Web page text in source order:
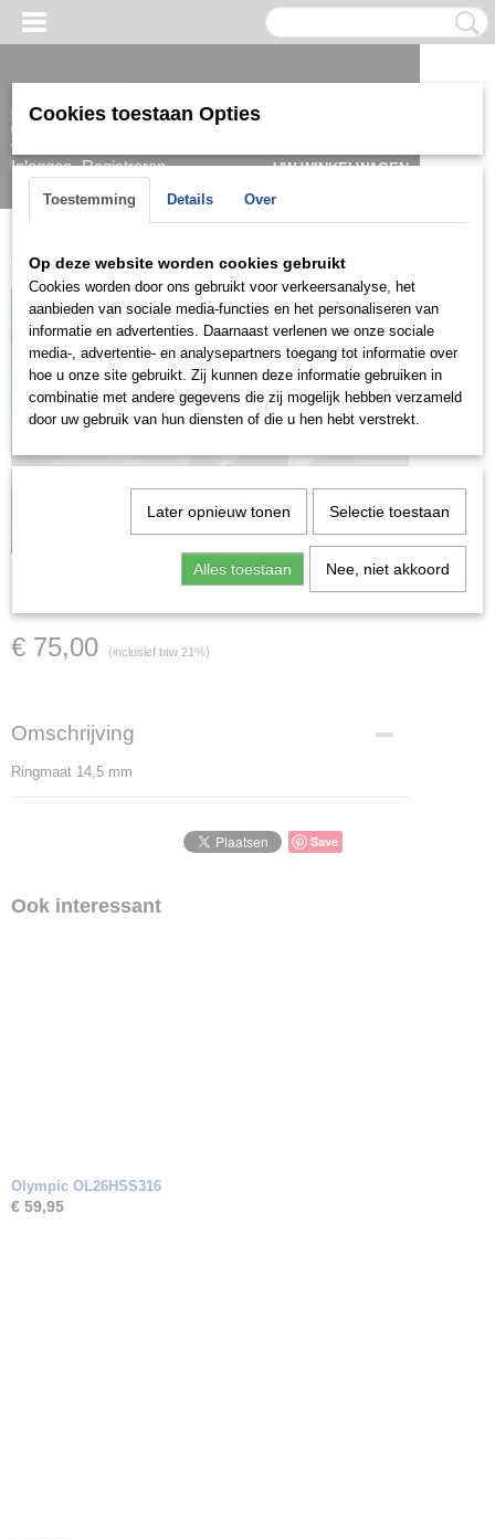
Inloggen Registreren
UW WINKELWAGEN
Home > >Ringen KRG0301
Let op: het kan voorkomen dat het product onlangs in de
zaak is verkocht; in dat geval nemen wij contact met u op.
€ 75,00 (inclusief btw 21%)
Omschrijving
Ringmaat 14,5 mm
Save
Ook interessant
Olympic OL26HSS316
€ 59,95
Cookies toestaan Opties
Toestemming Details Over
Op deze website worden cookies gebruikt
Cookies worden door ons gebruikt voor verkeersanalyse, het
aanbieden van sociale media-functies en het personaliseren van
informatie en advertenties. Daarnaast verlenen we onze sociale
media-, advertentie- en analysepartners toegang tot informatie over
hoe u onze site gebruikt. Zij kunnen deze informatie gebruiken in
combinatie met andere gegevens die zij mogelijk hebben verzameld
door uw gebruik van hun diensten of die u hen hebt verstrekt.
Later opnieuw tonen Selectie toestaan
Alles toestaan Nee, niet akkoord